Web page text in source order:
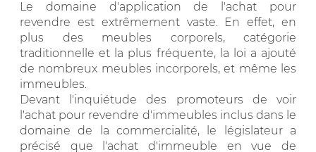
Le domaine d'application de l'achat pour
revendre est extrêmement vaste. En effet, en
plus des meubles corporels, catégorie
traditionnelle et la plus fréquente, la loi a ajouté
de nombreux meubles incorporels, et même les
immeubles.
Devant l'inquiétude des promoteurs de voir
l'achat pour revendre d'immeubles inclus dans le
domaine de la commercialité, le législateur a
précisé que l'achat d'immeuble en vue de